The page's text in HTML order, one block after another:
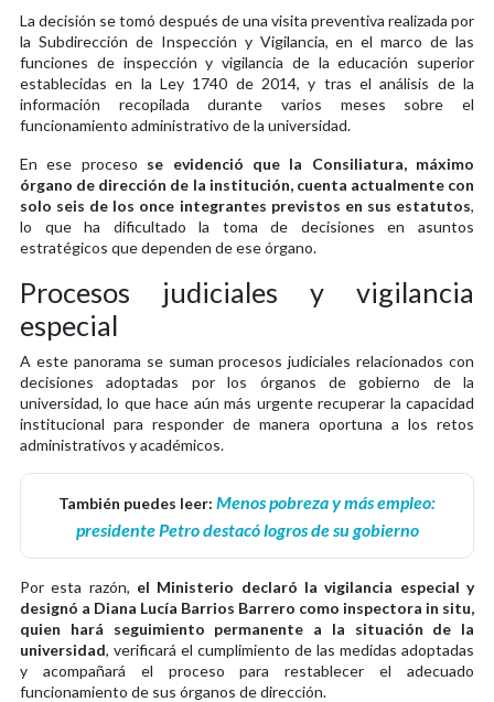
La decisión se tomó después de una visita preventiva realizada por
la Subdirección de Inspección y Vigilancia, en el marco de las
funciones de inspección y vigilancia de la educación superior
establecidas en la Ley 1740 de 2014, y tras el análisis de la
información recopilada durante varios meses sobre el
funcionamiento administrativo de la universidad.
En ese proceso se evidenció que la Consiliatura, máximo
órgano de dirección de la institución, cuenta actualmente con
solo seis de los once integrantes previstos en sus estatutos,
lo que ha dificultado la toma de decisiones en asuntos
estratégicos que dependen de ese órgano.
Procesos judiciales y vigilancia
especial
A este panorama se suman procesos judiciales relacionados con
decisiones adoptadas por los órganos de gobierno de la
universidad, lo que hace aún más urgente recuperar la capacidad
institucional para responder de manera oportuna a los retos
administrativos y académicos.
También puedes leer: Menos pobreza y más empleo:
presidente Petro destacó logros de su gobierno
Por esta razón, el Ministerio declaró la vigilancia especial y
designó a Diana Lucía Barrios Barrero como inspectora in situ,
quien hará seguimiento permanente a la situación de la
universidad, verificará el cumplimiento de las medidas adoptadas
y acompañará el proceso para restablecer el adecuado
funcionamiento de sus órganos de dirección.